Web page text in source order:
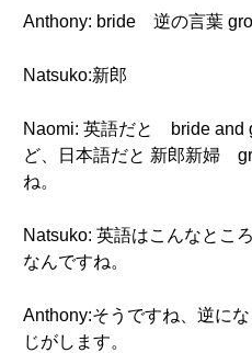
Anthony: bride 逆の言葉
Natsuko:新郎
Naomi: 英語だと bride and
ど、日本語だと 新郎新婦
ね。
Natsuko: 英語はこんなとこ
なんですね。
Anthony:そうですね、逆に
じがします。